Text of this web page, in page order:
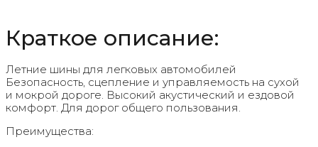
Краткое описание:
Летние шины для легковых автомобилей
Безопасность, сцепление и управляемость на сухой
и мокрой дороге. Высокий акустический и ездовой
комфорт. Для дорог общего пользования.
Преимущества: